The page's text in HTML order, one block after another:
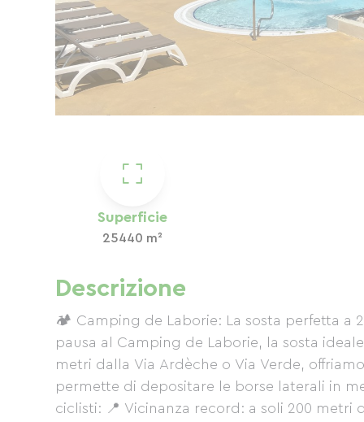
Superficie
25440 m²
Descrizione
🏕️ Camping de Laborie: La sosta perfetta a
pausa al Camping de Laborie, la sosta
metri dalla Via Ardèche o Via Verde,
permette di depositare le borse laterali in
ciclisti: 📍 Vicinanza record: a soli 200 metri